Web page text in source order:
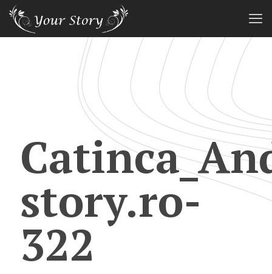
story.ro-
322